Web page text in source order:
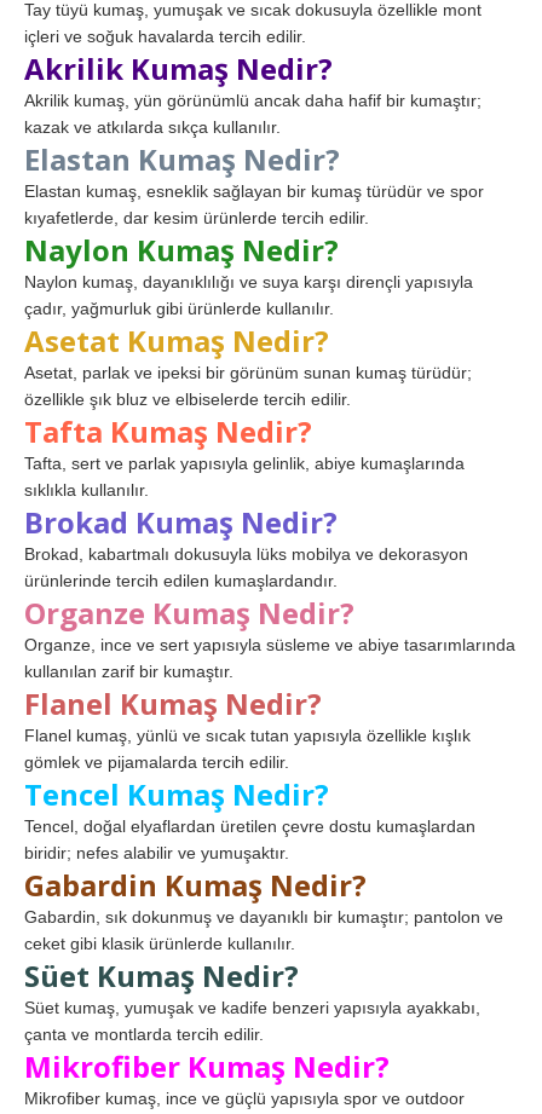
Tay tüyü kumaş, yumuşak ve sıcak dokusuyla özellikle mont
içleri ve soğuk havalarda tercih edilir.
Akrilik Kumaş Nedir?
Akrilik kumaş, yün görünümlü ancak daha hafif bir kumaştır;
kazak ve atkılarda sıkça kullanılır.
Elastan Kumaş Nedir?
Elastan kumaş, esneklik sağlayan bir kumaş türüdür ve spor
kıyafetlerde, dar kesim ürünlerde tercih edilir.
Naylon Kumaş Nedir?
Naylon kumaş, dayanıklılığı ve suya karşı dirençli yapısıyla
çadır, yağmurluk gibi ürünlerde kullanılır.
Asetat Kumaş Nedir?
Asetat, parlak ve ipeksi bir görünüm sunan kumaş türüdür;
özellikle şık bluz ve elbiselerde tercih edilir.
Tafta Kumaş Nedir?
Tafta, sert ve parlak yapısıyla gelinlik, abiye kumaşlarında
sıklıkla kullanılır.
Brokad Kumaş Nedir?
Brokad, kabartmalı dokusuyla lüks mobilya ve dekorasyon
ürünlerinde tercih edilen kumaşlardandır.
Organze Kumaş Nedir?
Organze, ince ve sert yapısıyla süsleme ve abiye tasarımlarında
kullanılan zarif bir kumaştır.
Flanel Kumaş Nedir?
Flanel kumaş, yünlü ve sıcak tutan yapısıyla özellikle kışlık
gömlek ve pijamalarda tercih edilir.
Tencel Kumaş Nedir?
Tencel, doğal elyaflardan üretilen çevre dostu kumaşlardan
biridir; nefes alabilir ve yumuşaktır.
Gabardin Kumaş Nedir?
Gabardin, sık dokunmuş ve dayanıklı bir kumaştır; pantolon ve
ceket gibi klasik ürünlerde kullanılır.
Süet Kumaş Nedir?
Süet kumaş, yumuşak ve kadife benzeri yapısıyla ayakkabı,
çanta ve montlarda tercih edilir.
Mikrofiber Kumaş Nedir?
Mikrofiber kumaş, ince ve güçlü yapısıyla spor ve outdoor